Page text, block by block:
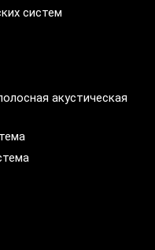
систем
акустическая